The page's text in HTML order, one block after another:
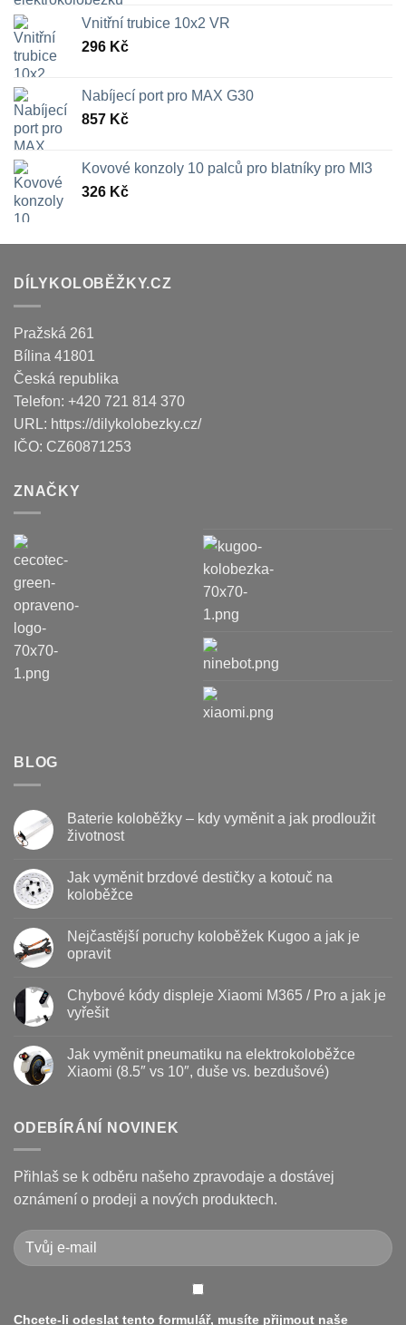
Vnitřní trubice 10x2 VR
296 Kč
Nabíjecí port pro MAX G30
857 Kč
Kovové konzoly 10 palců pro blatníky pro MI3
326 Kč
DÍLYKOLOBĚŽKY.CZ
Pražská 261
Bílina 41801
Česká republika
Telefon: +420 721 814 370
URL: https://dilykolobezky.cz/
IČO: CZ60871253
ZNAČKY
BLOG
Baterie koloběžky – kdy vyměnit a jak prodloužit
životnost
textu
s
koloběžky
kdy
jak
prodloužit
životnost
Jak vyměnit brzdové destičky a kotouč na
koloběžce
u
textu
s
vyměnit
brzdové
destičky
na
koloběžce
Nejčastější poruchy koloběžek Kugoo a jak je
opravit
u
textu
s
poruchy
koloběžek
Kugoo
opravit
Chybové kódy displeje Xiaomi M365 / Pro a jak je
vyřešit
textu
s
displeje
Xiaomi
Pro
a
jak
je
Jak vyměnit pneumatiku na elektrokoloběžce
Xiaomi (8.5″ vs 10″, duše vs. bezdušové)
textu
s
vyměnit
pneumatiku
na
elektrokoloběžce
(8.5″
vs
10″,
duše
ODEBÍRÁNÍ NOVINEK
Přihlaš se k odběru našeho zpravodaje a dostávej
oznámení o prodeji a nových produktech.
Chcete-li odeslat tento formulář, musíte přijmout naše